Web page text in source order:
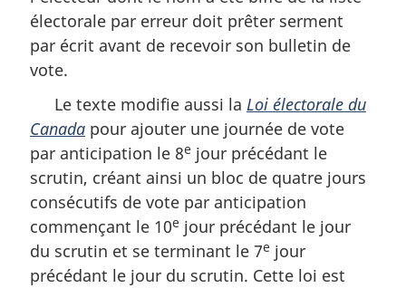
électorale par erreur doit prêter serment
par écrit avant de recevoir son bulletin de
vote.
Le texte modifie aussi la Loi électorale du
Canada pour ajouter une journée de vote
par anticipation le 8e jour précédant le
scrutin, créant ainsi un bloc de quatre jours
consécutifs de vote par anticipation
commençant le 10e jour précédant le jour
du scrutin et se terminant le 7e jour
précédant le jour du scrutin. Cette loi est